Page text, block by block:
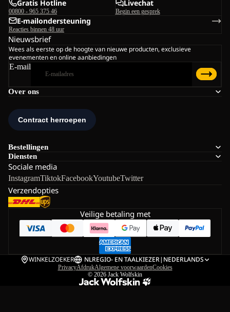
Over ons
Bestellingen
Diensten
Sociale media
InstagramTiktokFacebookYoutubeTwitter
Verzendopties
Gratis Hotline
00800 - 965 375 46
Livechat
Begin een gesprek
E-mailondersteuning
Reacties binnen 48 uur
Nieuwsbrief
Wees als eerste op de hoogte van nieuwe producten, exclusieve
evenementen en online aanbiedingen
E-mail
Veilige betaling met
WINKELZOEKER NLREGIO- EN TAALKIEZER| NEDERLANDS
PrivacyAfdrukAlgemene voorwaardenCookies
© 2026 Jack Wolfskin